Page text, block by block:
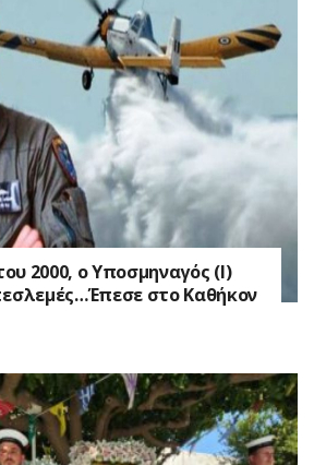
2000, ο Υποσμηναγός (Ι)
στο Καθήκον